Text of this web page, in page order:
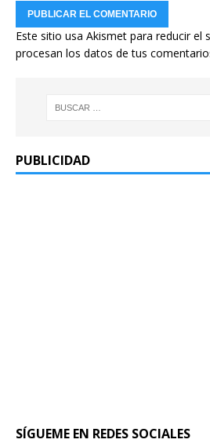
Este sitio usa Akismet para reducir el
procesan los datos de tus
PUBLICIDAD
SÍGUEME EN REDES SOCIALES